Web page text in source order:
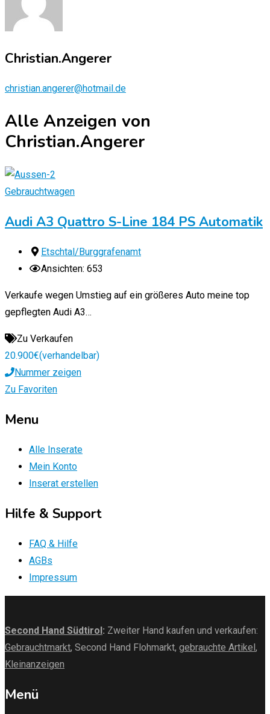
Christian.Angerer
christian.angerer@hotmail.de
Alle Anzeigen von
Christian.Angerer
Gebrauchtwagen
Audi A3 Quattro S-Line 184 PS Automatik
Etschtal/Burggrafenamt
Ansichten: 653
Verkaufe wegen Umstieg auf ein größeres Auto meine top
gepflegten Audi A3…
Zu Verkaufen
20.900€(verhandelbar)
Nummer zeigen
Zu Favoriten
Menu
Alle Inserate
Mein Konto
Inserat erstellen
Hilfe & Support
FAQ & Hilfe
AGBs
Impressum
Second Hand Südtirol: Zweiter Hand kaufen und verkaufen:
Gebrauchtmarkt, Second Hand Flohmarkt, gebrauchte Artikel,
Kleinanzeigen
Menü